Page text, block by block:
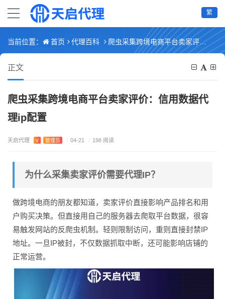
繁
当前位置： 首页 代理百科 爬虫采集跨境电商平台卖家评价：信用数据代理ip配置
正文
爬虫采集跨境电商平台卖家评价：信用数据代
理ip配置
天启代理 V 管理员 / 04-21 / 198 阅读
为什么采集卖家评价需要代理IP？
做跨境电商的朋友都知道，卖家评价直接影响产品排名和用
户购买决策。但直接用自己的服务器去爬取平台数据，很容
易触发网站的反爬虫机制。轻则限制访问，重则直接封禁IP
地址。一旦IP被封，不仅数据抓取中断，还可能影响店铺的
正常运营。